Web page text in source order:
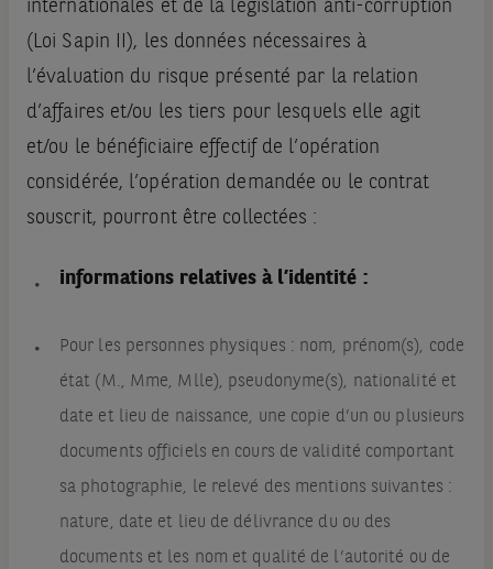
internationales et de la législation anti-corruption
(Loi Sapin II), les données nécessaires à
l’évaluation du risque présenté par la relation
d’affaires et/ou les tiers pour lesquels elle agit
et/ou le bénéficiaire effectif de l’opération
considérée, l’opération demandée ou le contrat
souscrit, pourront être collectées :
informations relatives à l’identité :
Pour les personnes physiques : nom, prénom(s), code
état (M., Mme, Mlle), pseudonyme(s), nationalité et
date et lieu de naissance, une copie d’un ou plusieurs
documents officiels en cours de validité comportant
sa photographie, le relevé des mentions suivantes :
nature, date et lieu de délivrance du ou des
documents et les nom et qualité de l’autorité ou de